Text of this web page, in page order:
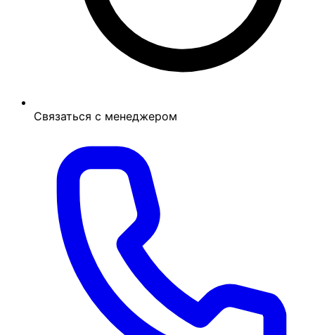
Связаться с менеджером